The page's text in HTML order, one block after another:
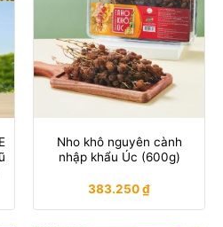
Nho khô nguyên cành
nhập khẩu Úc (600g)
383.250₫